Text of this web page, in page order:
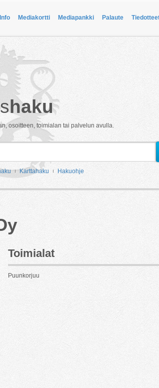
Info Mediakortti Mediapankki Palaute
haku
osoitteen, toimialan tai palvelun avulla.
Karttahaku Hakuohje
Toimialat
Puunkorjuu